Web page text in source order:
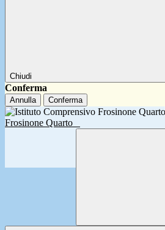
Chiudi
Conferma
Annulla Conferma
Frosinone Quarto